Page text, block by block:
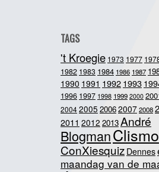
TAGS
't Kroegie 1973 1977
1982 1983 1984 1986 1987
1990 1991 19921993
1996 1997 1998 1999 2000
20042005 200620072008
2011 2012 2013André
BlogmanClismo
ConXiesquiz Dennes
maandag van de